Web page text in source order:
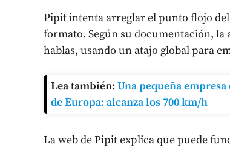
Pipit intenta arreglar el punto flojo
formato. Según su documentación,
hablas, usando un atajo global para
Lea también: Una pequeña
de Europa: alcanza los 700 km/h
La web de Pipit explica que puede